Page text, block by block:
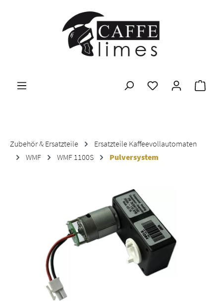
Zum Hauptinhalt springen
Zubehör & Ersatzteile
Ersatzteile Kaffeevollautomaten
WMF
WMF 1100S Pulversystem